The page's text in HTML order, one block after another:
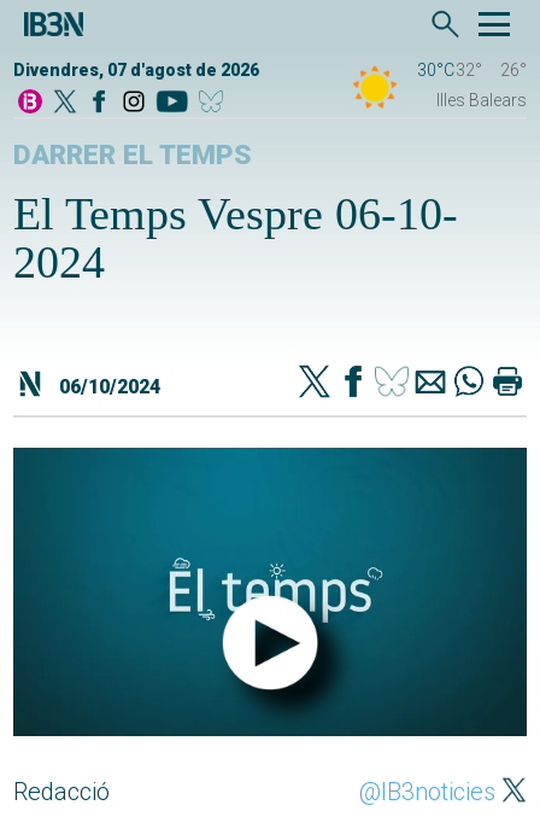
Divendres, 07 d'agost de 2026 30°C32°
26°
Illes Balears
DARRER EL TEMPS
El Temps Vespre 06-10-
2024
06/10/2024
Redacció @IB3noticies